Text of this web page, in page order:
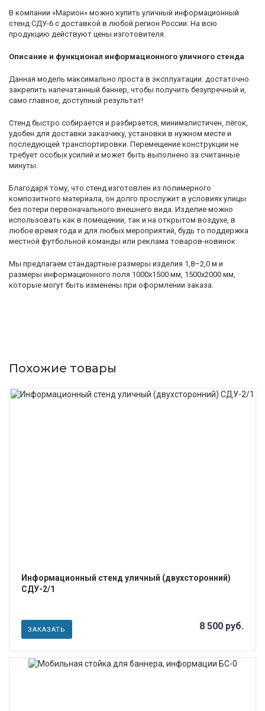
В компании «Марион» можно купить уличный информационный
стенд СДУ-6 с доставкой в любой регион России. На всю
продукцию действуют цены изготовителя.
Описание и функционал информационного уличного стенда
Данная модель максимально проста в эксплуатации: достаточно
закрепить напечатанный баннер, чтобы получить безупречный и,
само главное, доступный результат!
Стенд быстро собирается и разбирается, минималистичен, лёгок,
удобен для доставки заказчику, установки в нужном месте и
последующей транспортировки. Перемещение конструкции не
требует особых усилий и может быть выполнено за считанные
минуты.
Благодаря тому, что стенд изготовлен из полимерного
композитного материала, он долго прослужит в условиях улицы
без потери первоначального внешнего вида. Изделие можно
использовать как в помещении, так и на открытом воздухе, в
любое время года и для любых мероприятий, будь то поддержка
местной футбольной команды или реклама товаров-новинок.
Мы предлагаем стандартные размеры изделия 1,8–2,0 м и
размеры информационного поля 1000x1500 мм, 1500x2000 мм,
которые могут быть изменены при оформлении заказа.
Похожие товары
Информационный стенд уличный (двухсторонний)
СДУ-2/1
ЗАКАЗАТЬ 8 500 руб.